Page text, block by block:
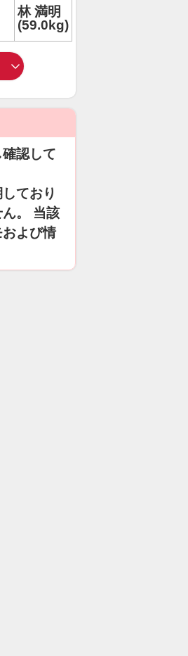
林 満明
(59.0kg)
認して
ており
。 当該
よび情